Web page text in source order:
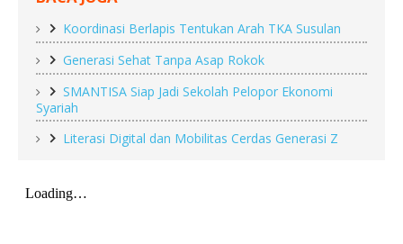
Koordinasi Berlapis Tentukan Arah TKA Susulan
Generasi Sehat Tanpa Asap Rokok
SMANTISA Siap Jadi Sekolah Pelopor Ekonomi
Syariah
Literasi Digital dan Mobilitas Cerdas Generasi Z